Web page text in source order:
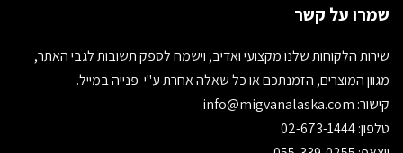
שמרו על קשר
שירות הלקוחות שלנו מקצועי ואדיב, וישמח לספק תשובות לגבי האתר,
מגוון המוצרים, הזמנתכם או כל שאלה אחרת ע"י פנייה במייל.
קישור:
טלפון: 02-673-1444